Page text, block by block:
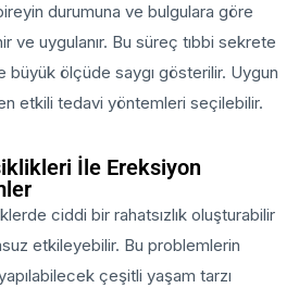
durumuna ve bulgulara göre
ve uygulanır. Bu süreç tıbbi sekrete
büyük ölçüde saygı gösterilir. Uygun
etkili tedavi yöntemleri seçilebilir.
İle Ereksiyon
ciddi bir rahatsızlık oluşturabilir
etkileyebilir. Bu problemlerin
çeşitli yaşam tarzı